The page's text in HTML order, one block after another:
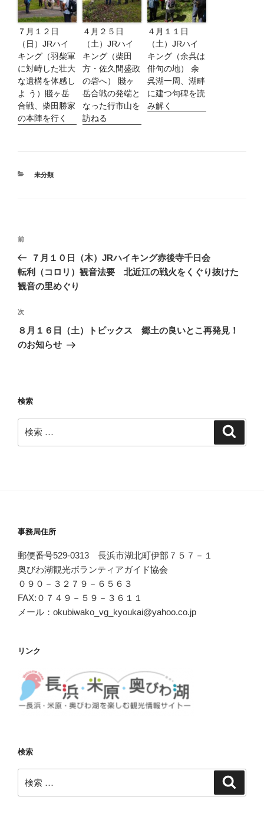
７月１２日
（日）JRハイ
キング（羽柴軍
に対峙した壮大
な遺構を体感し
よ う）賤ヶ岳
合戦、柴田勝家
の本陣を行く
４月２５日
（土）JRハイ
キング（柴田
方・佐久間盛政
の砦へ） 賤ヶ
岳合戦の発端と
なった行市山を
訪ねる
４月１１日
（土）JRハイ
キング（余呉は
俳句の地） 余
呉湖一周、湖畔
に建つ句碑を読
み解く
カ
未分類
投
ナ
ビ
ー
シ
ョ
過
去
の
投
前
７月１０日（木）JRハイキング赤後寺千日会
転利（コロリ）観音法要 北近江の戦火をくぐり抜けた
観音の里めぐり
次
の
投
次
８月１６日（土）トピックス 郷土の良いとこ再発見！
のお知らせ
検索
検
索:
事務局住所
郵便番号529-0313 長浜市湖北町伊部７５７－１
奥びわ湖観光ボランティアガイド協会
０９０－３２７９－６５６３
FAX:０７４９－５９－３６１１
メール：okubiwako_vg_kyoukai@yahoo.co.jp
リンク
検索
索: